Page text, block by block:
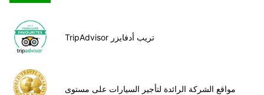
TripAdvisor تريب أدفايزر
مواقع الشركة الرائدة لتأجير السيارات على مستوى